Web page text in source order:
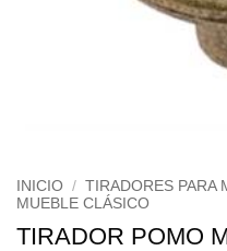
INICIO / TIRADORES PARA
MUEBLE CLÁSICO
TIRADOR POMO